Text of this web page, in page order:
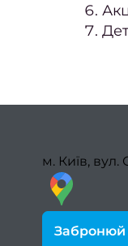
м. Київ,
Забронюй